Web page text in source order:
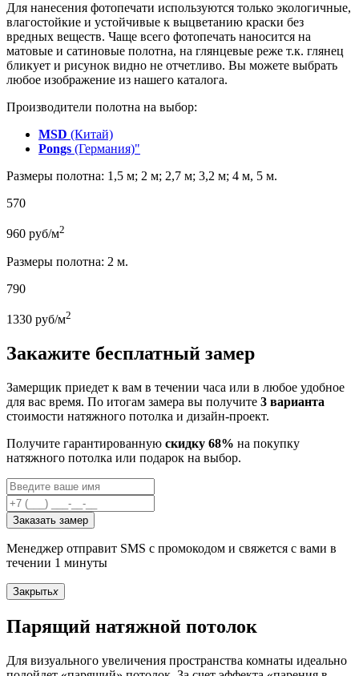
Для нанесения фотопечати используются только экологичные,
влагостойкие и устойчивые к выцветанию краски без
вредных веществ. Чаще всего фотопечать наносится на
матовые и сатиновые полотна, на глянцевые реже т.к. глянец
бликует и рисунок видно не отчетливо. Вы можете выбрать
любое изображение из нашего каталога.
Производители полотна на выбор:
MSD (Китай)
Pongs (Германия)"
Размеры полотна: 1,5 м; 2 м; 2,7 м; 3,2 м; 4 м, 5 м.
570
960 руб/м2
Размеры полотна: 2 м.
790
1330 руб/м2
Закажите бесплатный замер
Замерщик приедет к вам в течении часа или в любое удобное
для вас время. По итогам замера вы получите 3 варианта
стоимости натяжного потолка и дизайн-проект.
Получите гарантированную скидку 68% на покупку
натяжного потолка или подарок на выбор.
Заказать замер
Менеджер отправит SMS с промокодом и свяжется с вами в
течении 1 минуты
Закрытьx
Парящий натяжной потолок
Для визуального увеличения пространства комнаты идеально